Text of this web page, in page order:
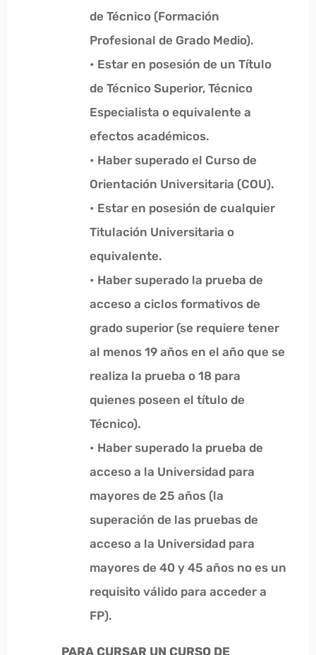
de Técnico (Formación
Profesional de Grado Medio).
• Estar en posesión de un Título
de Técnico Superior, Técnico
Especialista o equivalente a
efectos académicos.
• Haber superado el Curso de
Orientación Universitaria (COU).
• Estar en posesión de cualquier
Titulación Universitaria o
equivalente.
• Haber superado la prueba de
acceso a ciclos formativos de
grado superior (se requiere tener
al menos 19 años en el año que se
realiza la prueba o 18 para
quienes poseen el título de
Técnico).
• Haber superado la prueba de
acceso a la Universidad para
mayores de 25 años (la
superación de las pruebas de
acceso a la Universidad para
mayores de 40 y 45 años no es un
requisito válido para acceder a
FP).
PARA CURSAR UN CURSO DE